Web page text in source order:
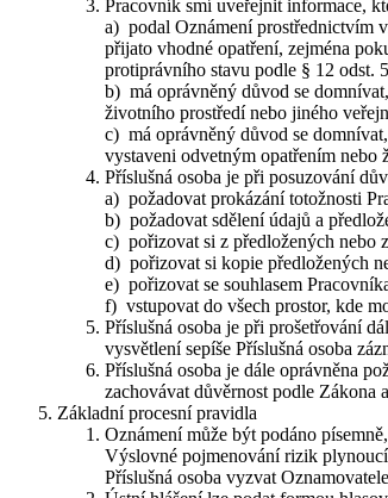
Pracovník smí uveřejnit informace,
a) podal Oznámení prostřednictvím
přijato vhodné opatření, zejména
protiprávního stavu podle § 12 odst.
b) má oprávněný důvod se
životního prostředí nebo jiného
c) má oprávněný důvod se
vystaveni odvetným opatřením nebo
Příslušná osoba je při posuzování
a) požadovat prokázání totožnosti
b) požadovat sdělení údajů a
c) pořizovat si z předložených nebo
d) pořizovat si kopie předložených
e) pořizovat se souhlasem
f) vstupovat do všech prostor, kde
Příslušná osoba je při prošetřování
vysvětlení sepíše Příslušná osoba
Příslušná osoba je dále oprávněna
zachovávat důvěrnost podle Zákona
Základní procesní pravidla
Oznámení může být podáno
Výslovné pojmenování rizik
Příslušná osoba vyzvat